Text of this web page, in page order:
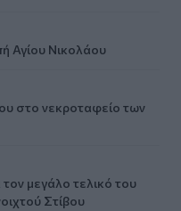
Αγίου Νικολάου
στο νεκροταφείο των
μεγάλο τελικό του
Στίβου